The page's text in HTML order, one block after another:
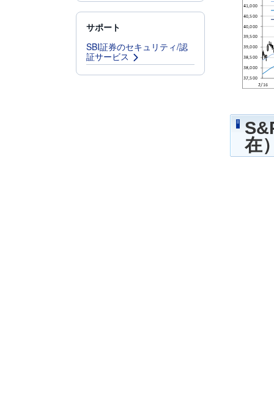
サポート
SBI証券のセキュリティ/認
証サービス
在